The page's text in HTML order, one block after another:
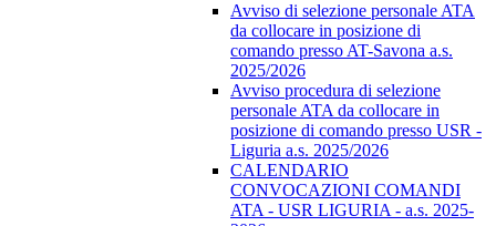
Avviso di selezione personale ATA
da collocare in posizione di
comando presso AT-Savona a.s.
2025/2026
Avviso procedura di selezione
personale ATA da collocare in
posizione di comando presso USR -
Liguria a.s. 2025/2026
CALENDARIO
CONVOCAZIONI COMANDI
ATA - USR LIGURIA - a.s. 2025-